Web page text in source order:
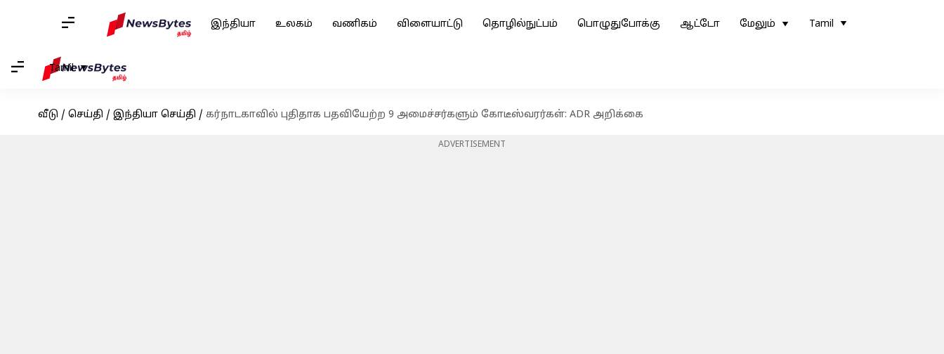
இந்தியா உலகம் வணிகம் விளையாட்டு தொழில்நுட்பம் பொழுதுபோக்கு ஆட்டோ மேலும் Tamil
Tamil
வீடு / செய்தி / இந்தியா செய்தி / கர்நாடகாவில் புதிதாக பதவியேற்ற 9 அமைச்சர்களும் கோடீஸ்வரர்கள்: ADR அறிக்கை
ADVERTISEMENT